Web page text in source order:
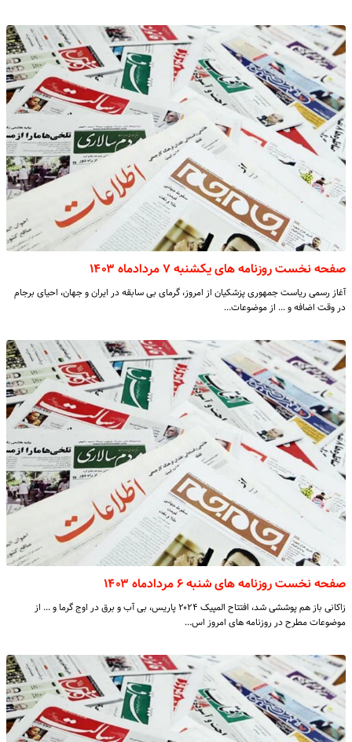
صفحه نخست روزنامه های یکشنبه ۷ مردادماه ۱۴۰۳
آغاز رسمی ریاست جمهوری پزشکیان از امروز، گرمای بی سابقه در ایران و جهان، احیای برجام
در وقت اضافه و ... از موضوعات…
صفحه نخست روزنامه های شنبه ۶ مردادماه ۱۴۰۳
زاکانی باز هم پوششی شد، افتتاح المپیک ۲۰۲۴ پاریس، بی آب و برق در اوج گرما و ... از
موضوعات مطرح در روزنامه های امروز اس…